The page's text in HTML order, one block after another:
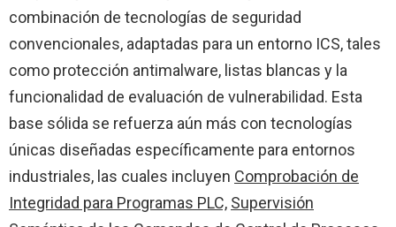
combinación de tecnologías de seguridad
convencionales, adaptadas para un entorno ICS, tales
como protección antimalware, listas blancas y la
funcionalidad de evaluación de vulnerabilidad. Esta
base sólida se refuerza aún más con tecnologías
únicas diseñadas específicamente para entornos
industriales, las cuales incluyen Comprobación de
Integridad para Programas PLC, Supervisión